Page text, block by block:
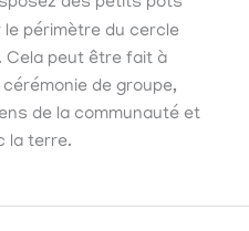
périmètre du cercle
Cela peut être fait à
de groupe,
de la communauté et
la terre.